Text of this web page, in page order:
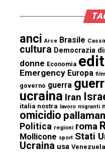
anci Arce Brasile
cultura Democrazia
donne Economia
Emergency Europa film
governo guerra
ucraina Iran
italia nostra lavoro migranti
omicidio
Politica regioni roma
Mollicone sport Stati
Ucraina usa Venezuela